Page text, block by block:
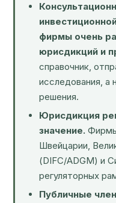
фирмы очень
юрисдикций и
справочник,
исследования, а
решения.
Юрисдикция
значение.
Швейцарии,
(DIFC/ADGM) и
регуляторных
Публичные